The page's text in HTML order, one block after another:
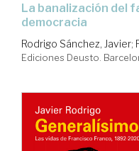
la banalización del fascismo y la crisis de la
democracia
Rodrigo Sánchez, Javier;
Ediciones Deusto.